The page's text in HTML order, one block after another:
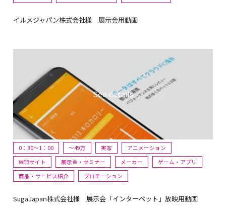
イルメジャパン株式会社様 展示会用動画
0：30～1：00 〜49万 実写
アニメーション
WEBサイト
展示会・セミナー メーカー
ゲーム・アプリ
商品・サービス紹介
プロモーション
SugaJapan株式会社様 展示会「インターペット」放映用動画